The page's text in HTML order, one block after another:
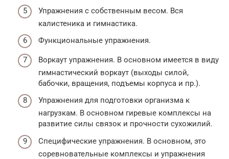
Упражнения с собственным весом. Вся
калистеника и гимнастика.
Функциональные упражнения.
Воркаут упражнения. В основном имеется в виду
гимнастический воркаут (выходы силой,
бабочки, вращения, подъемы корпуса и пр.).
Упражнения для подготовки организма к
нагрузкам. В основном гиревые комплексы на
развитие силы связок и прочности сухожилий.
Специфические упражнения. В основном, это
соревновательные комплексы и упражнения